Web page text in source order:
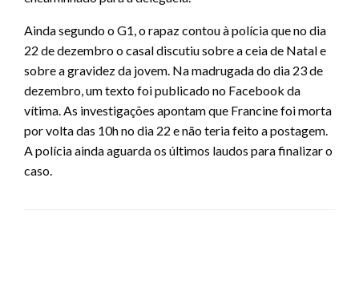
Ainda segundo o G1, o rapaz contou à polícia que no dia
22 de dezembro o casal discutiu sobre a ceia de Natal e
sobre a gravidez da jovem. Na madrugada do dia 23 de
dezembro, um texto foi publicado no Facebook da
vítima. As investigações apontam que Francine foi morta
por volta das 10h no dia 22 e não teria feito a postagem.
A polícia ainda aguarda os últimos laudos para finalizar o
caso.